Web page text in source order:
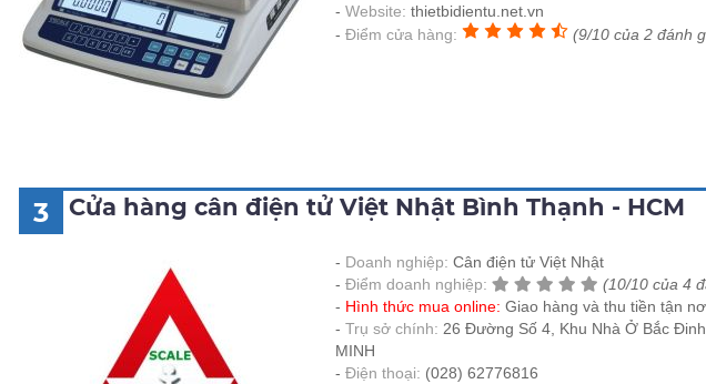
Website: thietbidientu.net.vn
Điểm cửa hàng:
(9/10 của 2 đánh
3 Cửa hàng cân điện tử Việt Nhật Bình Thạnh - HCM
Doanh nghiệp: Cân điện tử Việt Nhật
Điểm doanh nghiệp:
(10/10 của 4
Hình thức mua online: Giao hàng và thu tiền tận
Trụ sở chính: 26 Đường Số 4, Khu Nhà Ở Bắc
MINH
Điện thoại: (028) 62776816